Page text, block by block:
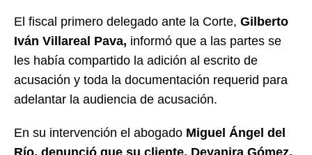
El fiscal primero delegado ante la Corte, Gilberto
Iván Villareal Pava, informó que a las partes se
les había compartido la adición al escrito de
acusación y toda la documentación requerid para
adelantar la audiencia de acusación.
En su intervención el abogado Miguel Ángel del
Río, denunció que su cliente, Deyanira Gómez,